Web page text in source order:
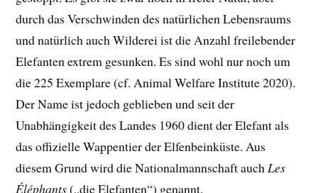
durch das Verschwinden des natürlichen Lebensraums
und natürlich auch Wilderei ist die Anzahl freilebender
Elefanten extrem gesunken. Es sind wohl nur noch um
die 225 Exemplare (cf. Animal Welfare Institute 2020).
Der Name ist jedoch geblieben und seit der
Unabhängigkeit des Landes 1960 dient der Elefant als
das offizielle Wappentier der Elfenbeinküste. Aus
diesem Grund wird die Nationalmannschaft auchLes
Éléphants(„die Elefanten“) genannt.